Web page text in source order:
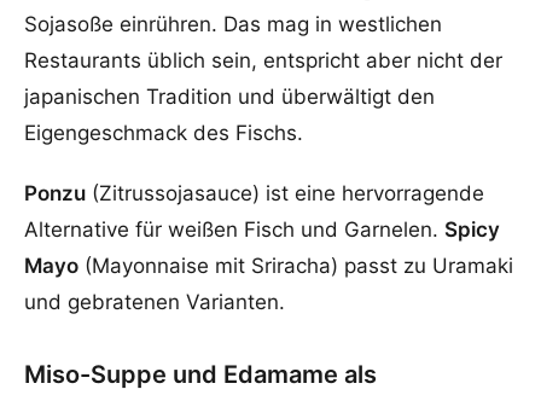
Sojasoße einrühren. Das mag in westlichen
Restaurants üblich sein, entspricht aber nicht der
japanischen Tradition und überwältigt den
Eigengeschmack des Fischs.
Ponzu (Zitrussojasauce) ist eine hervorragende
Alternative für weißen Fisch und Garnelen. Spicy
Mayo (Mayonnaise mit Sriracha) passt zu Uramaki
und gebratenen Varianten.
Miso-Suppe und Edamame als